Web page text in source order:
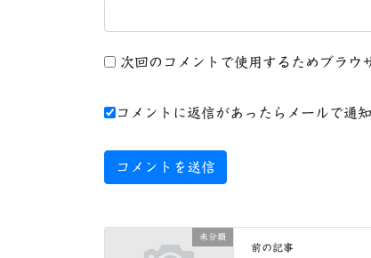
次回のコメントで使用するためブラウ
コメントに返信があったらメールで通知
未分類
前の記事